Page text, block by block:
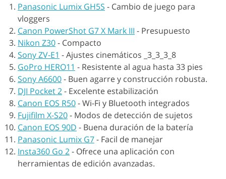
Panasonic Lumix GH5S - Cambio de juego para
vloggers
Canon PowerShot G7 X Mark III - Presupuesto
Nikon Z30- Compacto
Sony ZV-E1 -Ajustes cinemáticos _3_3_3_8
GoPro HERO11 - Resistente al agua hasta 33 pies
Sony A6600- Buen agarre y construcción robusta.
DJI Pocket 2- Excelente estabilización
Canon EOS R50-Wi-Fi y Bluetooth integrados
Fujifilm X-S20- Modos de detección de sujetos
Canon EOS 90D - Buena duración de la batería
Panasonic Lumix G7- Facil de manejar
Insta360 Go 2- Ofrece una aplicación con
herramientas de edición avanzadas.